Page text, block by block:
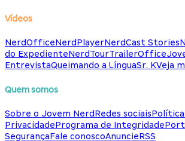
Vídeos
NerdOfficeNerdPlayerNerdCast Stories
do ExpedienteNerdTourTrailerOffice
EntrevistaQueimando a LínguaSr. KVeja
Quem somos
Sobre o Jovem NerdRedes sociais
PrivacidadePrograma de Integridade
SegurançaFale conoscoAnuncieRSS